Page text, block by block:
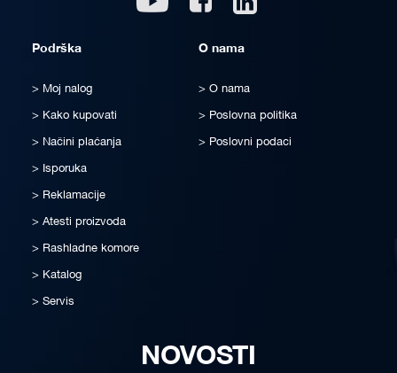
Podrška
Moj nalog
Kako kupovati
Načini plaćanja
Isporuka
Reklamacije
Atesti proizvoda
Rashladne komore
Katalog
Servis
O nama
O nama
Poslovna politika
Poslovni podaci
NOVOSTI